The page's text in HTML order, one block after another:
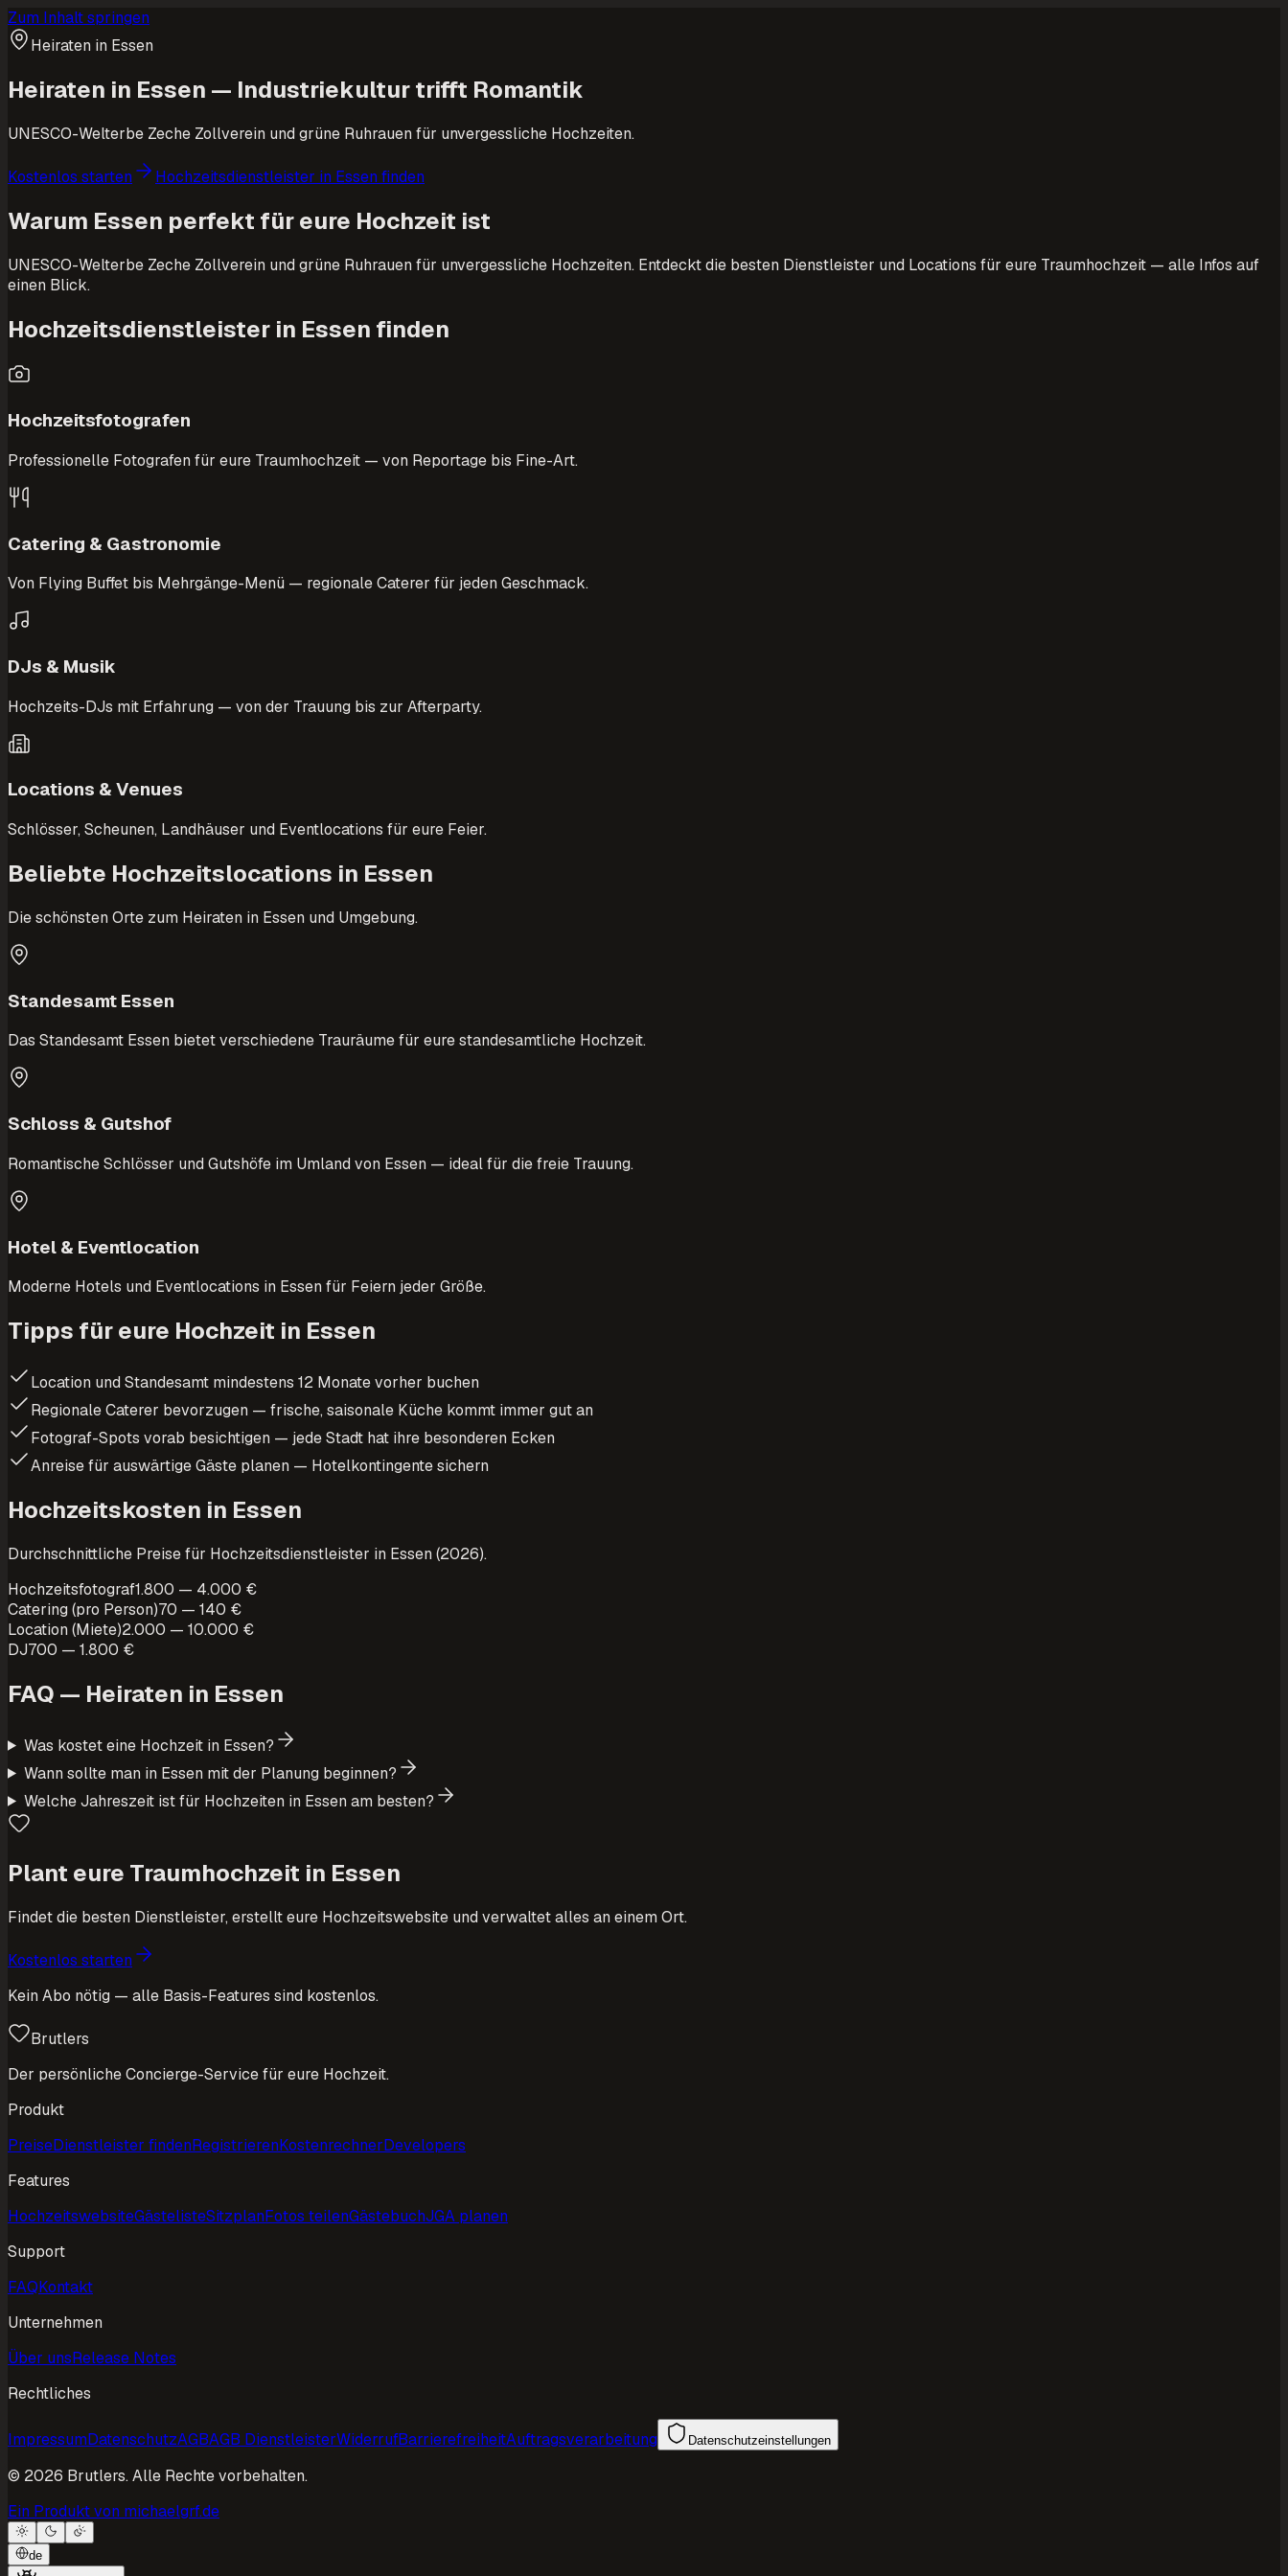
Zum Inhalt springen
Heiraten in Essen
Heiraten in Essen — Industriekultur trifft Romantik
UNESCO-Welterbe Zeche Zollverein und grüne Ruhrauen für unvergessliche Hochzeiten.
Kostenlos starten Hochzeitsdienstleister in Essen finden
Warum Essen perfekt für eure Hochzeit ist
UNESCO-Welterbe Zeche Zollverein und grüne Ruhrauen für unvergessliche Hochzeiten. Entdeckt die besten Dienstleister und Locations für eure Traumhochzeit — alle Infos auf
einen Blick.
Hochzeitsdienstleister in Essen finden
Hochzeitsfotografen
Professionelle Fotografen für eure Traumhochzeit — von Reportage bis Fine-Art.
Catering & Gastronomie
Von Flying Buffet bis Mehrgänge-Menü — regionale Caterer für jeden Geschmack.
DJs & Musik
Hochzeits-DJs mit Erfahrung — von der Trauung bis zur Afterparty.
Locations & Venues
Schlösser, Scheunen, Landhäuser und Eventlocations für eure Feier.
Beliebte Hochzeitslocations in Essen
Die schönsten Orte zum Heiraten in Essen und Umgebung.
Standesamt Essen
Das Standesamt Essen bietet verschiedene Trauräume für eure standesamtliche Hochzeit.
Schloss & Gutshof
Romantische Schlösser und Gutshöfe im Umland von Essen — ideal für die freie Trauung.
Hotel & Eventlocation
Moderne Hotels und Eventlocations in Essen für Feiern jeder Größe.
Tipps für eure Hochzeit in Essen
Location und Standesamt mindestens 12 Monate vorher buchen
Regionale Caterer bevorzugen — frische, saisonale Küche kommt immer gut an
Fotograf-Spots vorab besichtigen — jede Stadt hat ihre besonderen Ecken
Anreise für auswärtige Gäste planen — Hotelkontingente sichern
Hochzeitskosten in Essen
Durchschnittliche Preise für Hochzeitsdienstleister in Essen (2026).
Hochzeitsfotograf1.800 — 4.000 €
Catering (pro Person)70 — 140 €
Location (Miete)2.000 — 10.000 €
DJ700 — 1.800 €
FAQ — Heiraten in Essen
Was kostet eine Hochzeit in Essen?
Wann sollte man in Essen mit der Planung beginnen?
Welche Jahreszeit ist für Hochzeiten in Essen am besten?
Plant eure Traumhochzeit in Essen
Findet die besten Dienstleister, erstellt eure Hochzeitswebsite und verwaltet alles an einem Ort.
Kostenlos starten
Kein Abo nötig — alle Basis-Features sind kostenlos.
Brutlers
Der persönliche Concierge-Service für eure Hochzeit.
Produkt
PreiseDienstleister findenRegistrierenKostenrechnerDevelopers
Features
HochzeitswebsiteGästelisteSitzplanFotos teilenGästebuchJGA planen
Support
FAQKontakt
Unternehmen
Über unsRelease Notes
Rechtliches
ImpressumDatenschutzAGBAGB DienstleisterWiderrufBarrierefreiheitAuftragsverarbeitung Datenschutzeinstellungen
© 2026 Brutlers. Alle Rechte vorbehalten.
Ein Produkt von michaelgrf.de
de